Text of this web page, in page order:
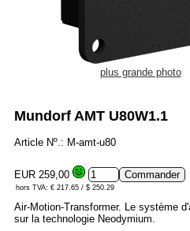
plus grande photo
Mundorf AMT U80W1.1
Article Nº.: M-amt-u80
EUR 259,00
hors TVA: € 217.65 / $ 250.29
Air-Motion-Transformer. Le système
sur la technologie Neodymium.